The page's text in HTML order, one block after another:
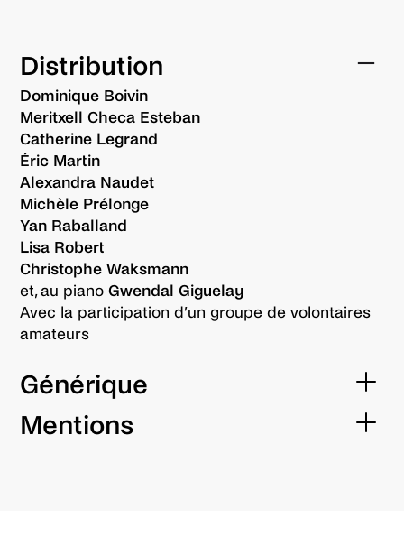
Distribution
Dominique Boivin
Meritxell Checa Esteban
Catherine Legrand
Éric Martin
Alexandra Naudet
Michèle Prélonge
Yan Raballand
Lisa Robert
Christophe Waksmann
et, au pianoGwendal Giguelay
Avec la participation d’un groupe de volontaires
amateurs
Générique
Un spectacle de
Philippe Decouflé et la Compagnie DCA
Mentions